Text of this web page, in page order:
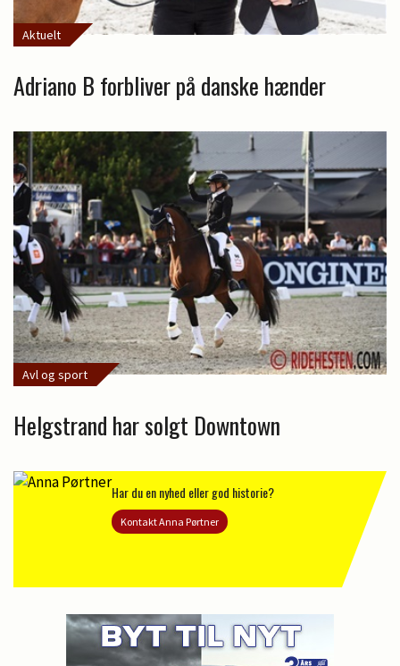
Aktuelt
Adriano B forbliver på danske hænder
Avl og sport
Helgstrand har solgt Downtown
Har du en nyhed eller god historie?
Kontakt Anna Pørtner